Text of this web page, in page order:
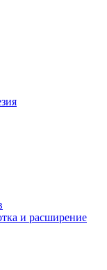
и расширение